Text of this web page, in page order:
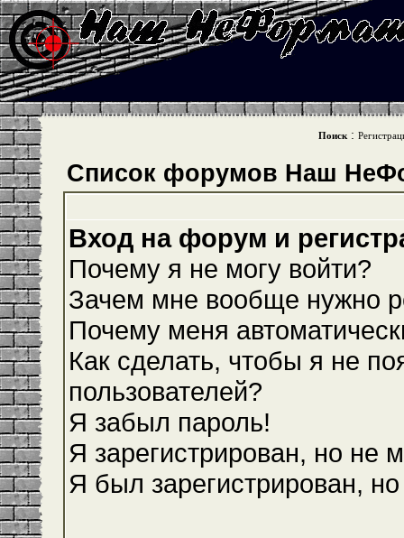
Поиск :
Список форумов Наш
Вход на форум и
Почему я не могу войти?
Зачем мне вообще нужно
Почему меня
Как сделать, чтобы я не
пользователей?
Я забыл пароль!
Я зарегистрирован, но не
Я был зарегистрирован,